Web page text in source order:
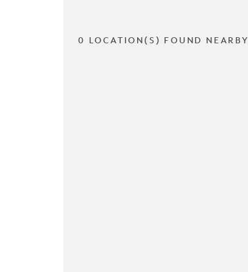
0 LOCATION(S) FOUND NEARBY